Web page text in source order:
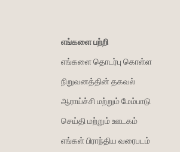
எங்களை பற்றி
எங்களை தொடர்பு கொள்ள
நிறுவனத்தின் தகவல்
ஆராய்ச்சி மற்றும் மேம்பாடு
செய்தி மற்றும் ஊடகம்
எங்கள் பிராந்திய வரைபடம்